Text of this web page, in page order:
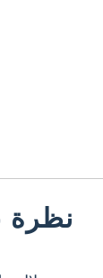
نظرة